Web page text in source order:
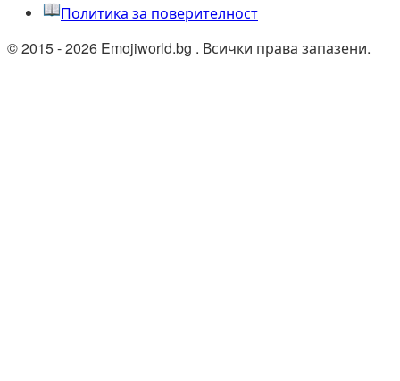
Политика за поверителност
© 2015 - 2026 Emojiworld.bg . Всички права запазени.